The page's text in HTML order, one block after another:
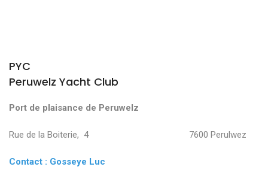
PYC
Peruwelz Yacht Club
Port de plaisance de Peruwelz
Rue de la Boiterie, 4 7600 Perulwez
Contact : Gosseye Luc